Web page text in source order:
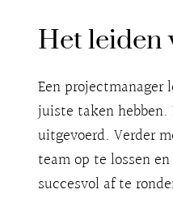
Het leiden
Een
juiste taken
uitgevoerd. Verder
team op te lossen
succesvol af te